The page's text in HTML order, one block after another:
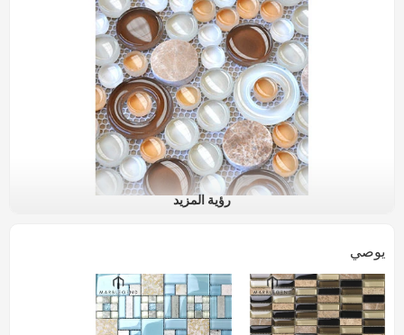
رقم الصنف.
PFM-GSM001
المواد
الزجاج ، الحجر ، الصدف
الحجم (مم)
300x300mm ، 320
رؤية المزيد
يوصي